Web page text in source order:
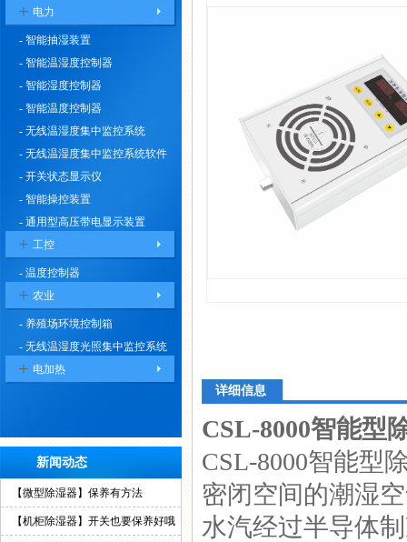
+ 电力
- 智能抽湿装置
- 智能温湿度控制器
- 智能湿度控制器
- 智能温度控制器
- 无线温湿度集中监控系统
- 无线温湿度集中监控系统软件
- 开关状态显示仪
- 智能操控装置
- 通用型高压带电显示装置
+ 工控
- 温度控制器
+ 农业
- 养殖场环境控制箱
- 无线温湿度光照集中监控系统
+ 电加热
新闻动态
【微型除湿器】保养有方法
【机柜除湿器】开关也要保养好哦
详细信息
CSL-8000智能型
CSL-8000智能型
密闭空间的潮湿
水汽经过半导体